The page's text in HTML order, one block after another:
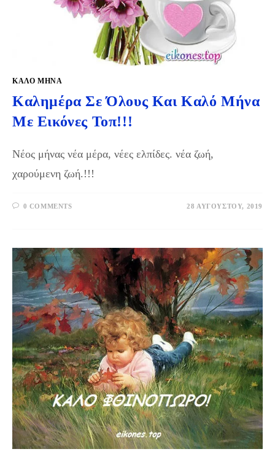
ΚΑΛΟ ΜΗΝΑ
Καλημέρα Σε Όλους Και Καλό Μήνα
Με Εικόνες Τοπ!!!
Νέος μήνας νέα μέρα, νέες ελπίδες. νέα ζωή,
χαρούμενη ζωή.!!!
0 COMMENTS 28 ΑΥΓΟΎΣΤΟΥ, 2019